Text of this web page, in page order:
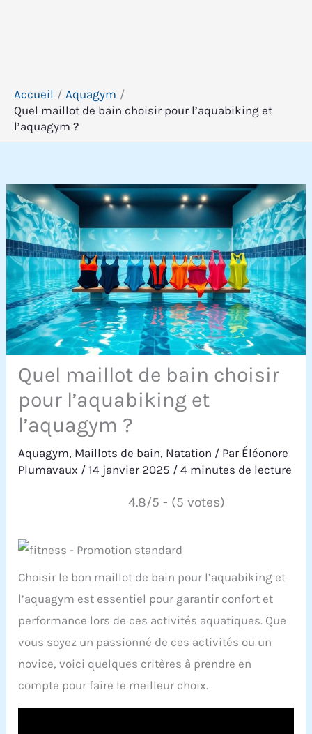
Accueil
Aquagym
Quel maillot de bain choisir pour l’aquabiking et
l’aquagym ?
Quel maillot de bain choisir
pour l’aquabiking et
l’aquagym ?
Aquagym, Maillots de bain, Natation / Par Éléonore
Plumavaux /14 janvier 2025 /4 minutes de lecture
4.8/5 - (5 votes)
Choisir le bon maillot de bain pour l’aquabiking et
l’aquagym est essentiel pour garantir confort et
performance lors de ces activités aquatiques. Que
vous soyez un passionné de ces activités ou un
novice, voici quelques critères à prendre en
compte pour faire le meilleur choix.